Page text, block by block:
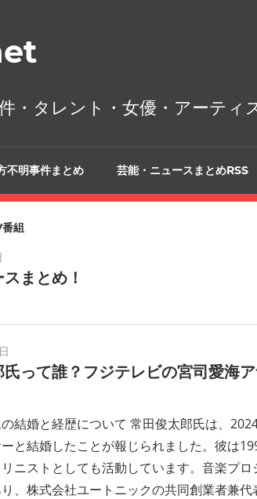
・タレント・女優・アーテ
不明事件まとめ 芸能・ニュースまとめRSS
組
まとめ！
って誰？フジテレビの宮司愛海
結婚と経歴について 常田俊太郎氏は、
と結婚したことが報じられました。彼は
リニストとしても活動しています。音楽プ
、株式会社ユートニックの共同創業者兼